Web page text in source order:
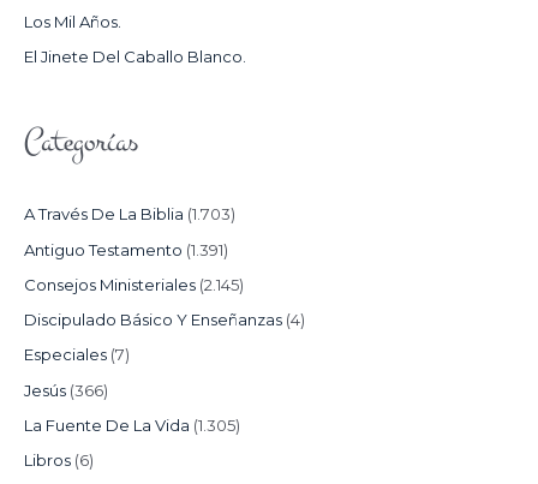
:Los Mil Años.
El Jinete Del Caballo Blanco.
Categorías
A Través De La Biblia (1.703)
Antiguo Testamento (1.391)
Consejos Ministeriales (2.145)
Discipulado Básico Y Enseñanzas (4)
Especiales (7)
Jesús (366)
La Fuente De La Vida (1.305)
Libros (6)